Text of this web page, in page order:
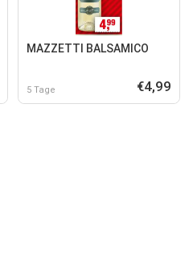
MAZZETTI BALSAMICO
5 Tage €4,99